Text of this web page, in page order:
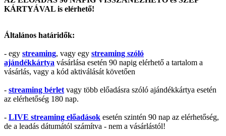
KÁRTYÁVAL is elérhető!
Általános határidők:
- egy streaming, vagy egy streaming szóló
ajándékkártya vásárlása esetén 90 napig elérhető a tartalom a
vásárlás, vagy a kód aktiválását követően
- streaming bérlet vagy több előadásra szóló ajándékkártya esetén
az elérhetőség 180 nap.
- LIVE streaming előadások esetén szintén 90 nap az elérhetőség,
de a leadás dátumától számítva - nem a vásárlástól!